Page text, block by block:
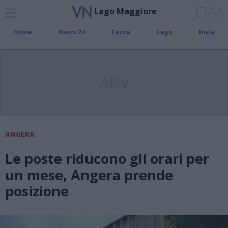
Lago Maggiore
Home News 24 Cerca Lago Invia
ANGERA
Le poste riducono gli orari per
un mese, Angera prende
posizione